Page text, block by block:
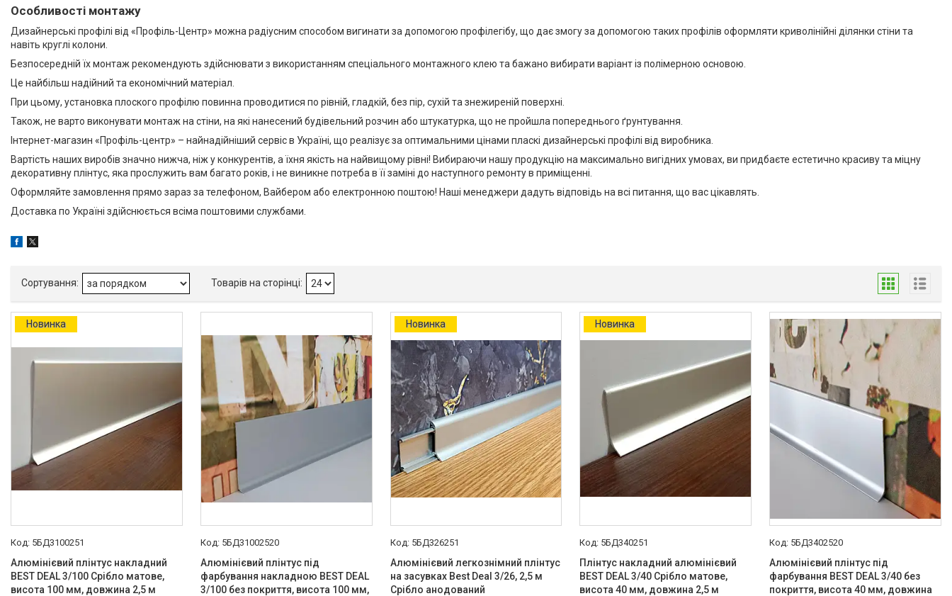
60 мм 7
Ще 1
Вид монтажу
Накладной 21
LED-підсвічування
Так 1
Новини компанії
Алюмінієвий профіль тіньового
шва (ПТШ)
Алюмінієвий Карниз
Прихованого Монтажу
Алюмінієвий плінтус BEST
DEAL (власне виробництво)
плінтус (плінтус прихованого
Накладний алюмінієвий
плоский плінтус
Накладний алюмінієвий
Чорний алюмінієвий плінтус
Білий алюмінієвий плінтус
Фурнітура до плінтусів
Алюмінієвий антиплінтус (міні
Особливості монтажу
Дизайнерські профілі від «Профіль-Центр» можна радіусним способом вигинати за допомогою профілегібу, що дає змогу за допомогою таких профілів оформляти криволінійні ділянки стіни та
навіть круглі колони.
Безпосередній їх монтаж рекомендують здійснювати з використанням спеціального монтажного клею та бажано вибирати варіант із полімерною основою.
Це найбільш надійний та економічний матеріал.
При цьому, установка плоского профілю повинна проводитися по рівній, гладкій, без пір, сухій та знежиреній поверхні.
Також, не варто виконувати монтаж на стіни, на які нанесений будівельний розчин або штукатурка, що не пройшла попереднього ґрунтування.
Інтернет-магазин «Профіль-центр» – найнадійніший сервіс в Україні, що реалізує за оптимальними цінами пласкі дизайнерські профілі від виробника.
Вартість наших виробів значно нижча, ніж у конкурентів, а їхня якість на найвищому рівні! Вибираючи нашу продукцію на максимально вигідних умовах, ви придбаєте естетично красиву та міцну
декоративну плінтус, яка прослужить вам багато років, і не виникне потреба в її заміні до наступного ремонту в приміщенні.
Оформляйте замовлення прямо зараз за телефоном, Вайбером або електронною поштою! Наші менеджери дадуть відповідь на всі питання, що вас цікавлять.
Доставка по Україні здійснюється всіма поштовими службами.
Новинка
5БД3100251
Алюмінієвий плінтус накладний
BEST DEAL 3/100 Срібло матове,
висота 100 мм, довжина 2,5 м
5БД31002520
Алюмінієвий плінтус під
фарбування накладною BEST DEAL
3/100 без покриття, висота 100 мм,
Новинка
5БД326251
Алюмінієвий легкознімний плінтус
на засувках Best Deal 3/26, 2,5 м
Срібло анодований
Новинка
5БД340251
Плінтус накладний алюмінієвий
BEST DEAL 3/40 Срібло матове,
висота 40 мм, довжина 2,5 м
5БД3402520
Алюмінієвий плінтус під
фарбування BEST DEAL 3/40 без
покриття, висота 40 мм, довжина